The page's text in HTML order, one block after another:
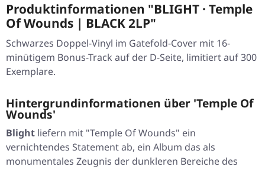
Produktinformationen "BLIGHT · Temple
Of Wounds | BLACK 2LP"
Schwarzes Doppel-Vinyl im Gatefold-Cover mit 16-
minütigem Bonus-Track auf der D-Seite, limitiert auf 300
Exemplare.
Hintergrundinformationen über 'Temple Of
Wounds'
Blight liefern mit "Temple Of Wounds" ein
vernichtendes Statement ab, ein Album das als
monumentales Zeugnis der dunkleren Bereiche des